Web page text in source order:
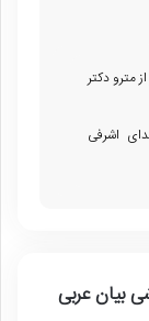
مترو دکتر
اشرفی
بیان عربی